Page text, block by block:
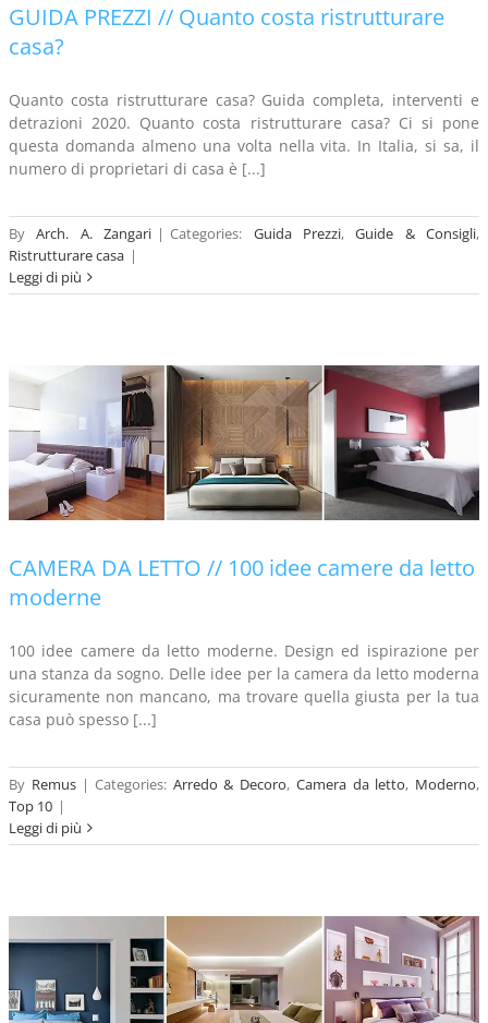
GUIDA PREZZI // Quanto costa ristrutturare
casa?
Quanto costa ristrutturare casa? Guida completa, interventi e
detrazioni 2020. Quanto costa ristrutturare casa? Ci si pone
questa domanda almeno una volta nella vita. In Italia, si sa, il
numero di proprietari di casa è [...]
ByArch. A. Zangari | Categories: Guida Prezzi,Guide & Consigli,
Ristrutturare casa |
Leggi di più
CAMERA DA LETTO // 100 idee camere da letto
moderne
100 idee camere da letto moderne. Design ed ispirazione per
una stanza da sogno. Delle idee per la camera da letto moderna
sicuramente non mancano, ma trovare quella giusta per la tua
casa può spesso [...]
By Remus | Categories: Arredo & Decoro, Camera da letto, Moderno,
Top 10 |
Leggi di più